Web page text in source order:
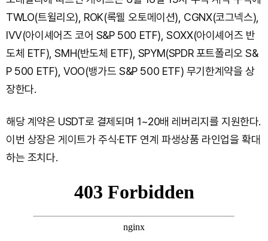
TWLO(트윌리오), ROK(록웰 오토메이션), CGNX(코그넥스),
IVV(아이셰어즈 코어 S&P 500 ETF), SOXX(아이셰어즈 반
도체 ETF), SMH(반도체 ETF), SPYM(SPDR 포트폴리오 S&
P 500 ETF), VOO(뱅가드 S&P 500 ETF) 무기한계약을 상
장한다.
해당 계약은 USDT로 결제되며 1~20배 레버리지를 지원한다.
이번 상장은 게이트가 주식·ETF 연계 파생상품 라인업을 확대
하는 조치다.